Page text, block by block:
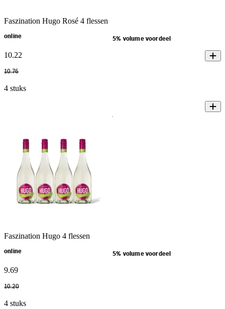
Faszination Hugo Rosé 4 flessen
online 5% volume voordeel
10.22
10.76
4 stuks
Faszination Hugo 4 flessen
online 5% volume voordeel
9.69
10.20
4 stuks